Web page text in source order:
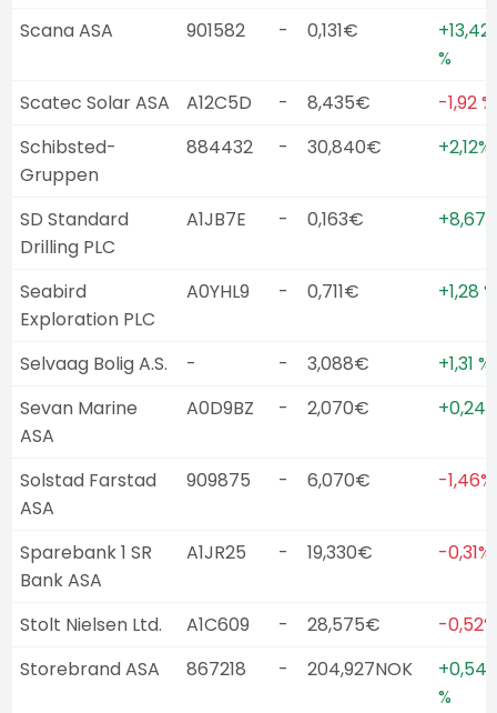
Scana ASA
901582 - 0,131€
+13,42
%
Scatec Solar ASA
A12C5D - 8,435€
-1,92 %
Schibsted-
Gruppen
884432 - 30,840€ +2,12%
SD Standard
Drilling PLC
A1JB7E - 0,163€
Seabird
Exploration PLC
A0YHL9 - 0,711€ +1,28 %
Selvaag Bolig A.S. - - 3,088€
+1,31 %
Sevan Marine
ASA
A0D9BZ - 2,070€
Solstad Farstad
ASA
909875 - 6,070€ -1,46%
Sparebank 1 SR
Bank ASA
A1JR25 - 19,330€ -0,31%
Stolt Nielsen Ltd. A1C609 - 28,575€
-0,52%
Storebrand ASA
867218 - 204,927NOK
+0,54
%